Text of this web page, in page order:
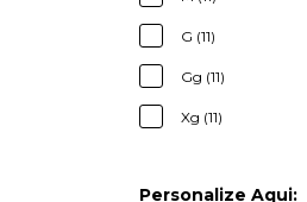
G (11)
Gg (11)
Xg (11)
Personalize Aqui: